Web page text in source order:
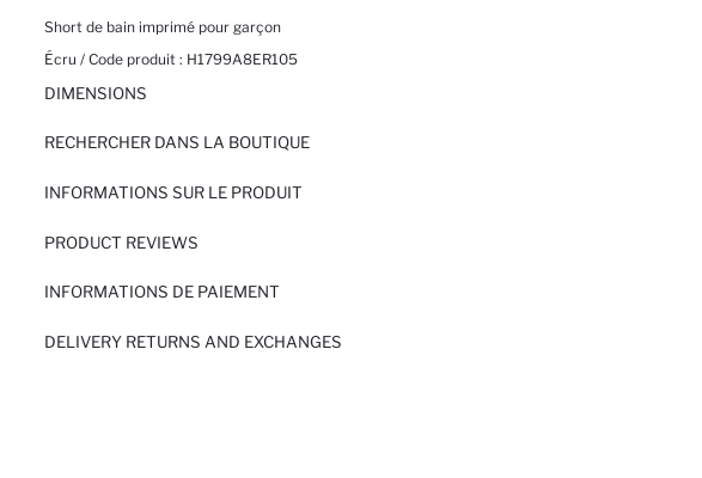
Short de bain imprimé pour garçon
Écru / Code produit : H1799A8ER105
DIMENSIONS
RECHERCHER DANS LA BOUTIQUE
INFORMATIONS SUR LE PRODUIT
PRODUCT REVIEWS
INFORMATIONS DE PAIEMENT
DELIVERY RETURNS AND EXCHANGES